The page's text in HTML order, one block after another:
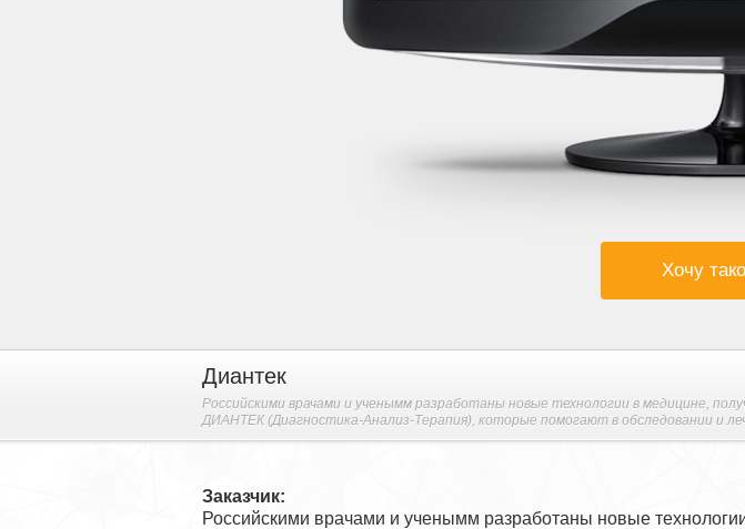
Хочу
Диантек
Российскими врачами и ученымм разработаны новые технологии в медицине,
ДИАНТЕК (Диагностика-Анализ-Терапия), которые помогают в обследовании и
Заказчик:
Российскими врачами и ученымм разработаны новые